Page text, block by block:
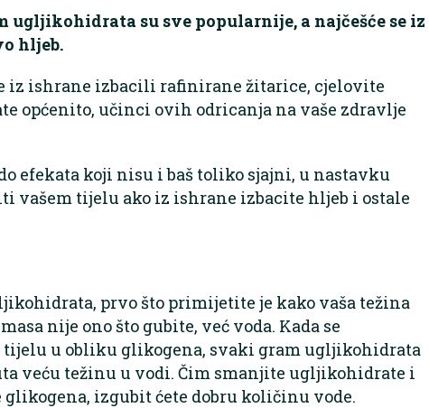
ugljikohidrata su sve popularnije, a najčešće se iz
hljeb.
iz ishrane izbacili rafinirane žitarice, cjelovite
općenito, učinci ovih odricanja na vaše zdravlje
efekata koji nisu i baš toliko sjajni, u nastavku
vašem tijelu ako iz ishrane izbacite hljeb i ostale
prvo što primijetite je kako vaša težina
nije ono što gubite, već voda. Kada se
u obliku glikogena, svaki gram ugljikohidrata
veću težinu u vodi. Čim smanjite ugljikohidrate i
izgubit ćete dobru količinu vode.